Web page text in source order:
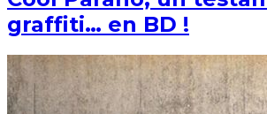
graffiti… en BD !